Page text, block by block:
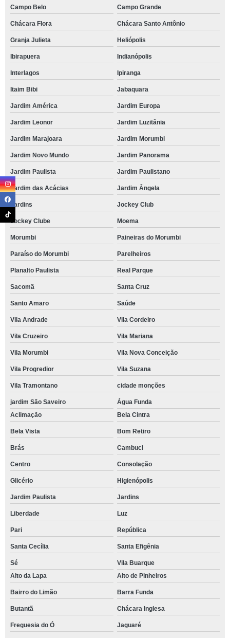
Campo Belo Campo Grande
Chácara Flora Chácara Santo Antônio
Granja Julieta Heliópolis
Ibirapuera Indianópolis
Interlagos Ipiranga
Itaim Bibi Jabaquara
Jardim América Jardim Europa
Jardim Leonor Jardim Luzitânia
Jardim Marajoara Jardim Morumbi
Jardim Novo Mundo Jardim Panorama
Jardim Paulista Jardim Paulistano
Jardim das Acácias Jardim Ângela
Jardins Jockey Club
Jockey Clube Moema
Morumbi Paineiras do Morumbi
Paraíso do Morumbi Parelheiros
Planalto Paulista Real Parque
Sacomã Santa Cruz
Santo Amaro Saúde
Vila Andrade Vila Cordeiro
Vila Cruzeiro Vila Mariana
Vila Morumbi Vila Nova Conceição
Vila Progredior Vila Suzana
Vila Tramontano cidade monções
jardim São Saveiro
Água Funda
Aclimação
Bela Cintra
Bela Vista Bom Retiro
Brás Cambuci
Centro Consolação
Glicério Higienópolis
Jardim Paulista Jardins
Liberdade Luz
Pari República
Santa Cecília Santa Efigênia
Sé
Vila Buarque
Alto da Lapa
Alto de Pinheiros
Bairro do Limão Barra Funda
Butantã Chácara Inglesa
Freguesia do Ó Jaguaré